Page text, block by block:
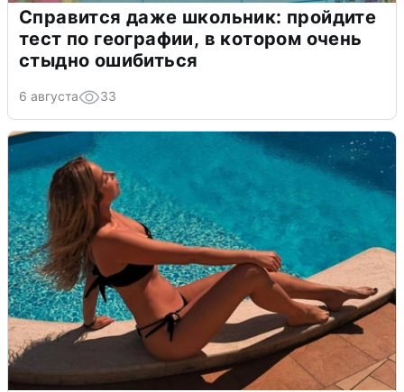
Справится даже школьник: пройдите
тест по географии, в котором очень
стыдно ошибиться
6 августа 33